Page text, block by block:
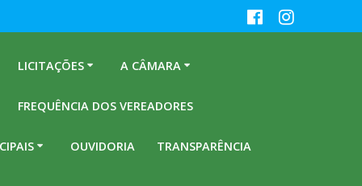
LICITAÇÕES A CÂMARA
FREQUÊNCIA DOS VEREADORES
OUVIDORIA TRANSPARÊNCIA